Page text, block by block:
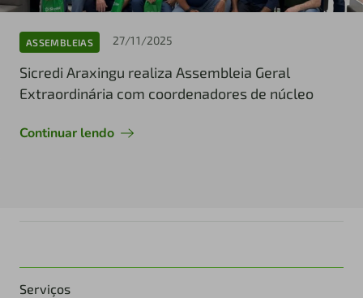
ASSEMBLEIAS 27/11/2025
Sicredi Araxingu realiza Assembleia Geral
Extraordinária com coordenadores de núcleo
Continuar lendo
Serviços